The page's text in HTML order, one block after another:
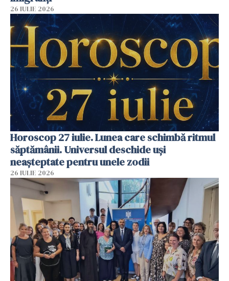
26 IULIE 2026
Horoscop 27 iulie. Lunea care schimbă ritmul
săptămânii. Universul deschide uși
neașteptate pentru unele zodii
26 IULIE 2026